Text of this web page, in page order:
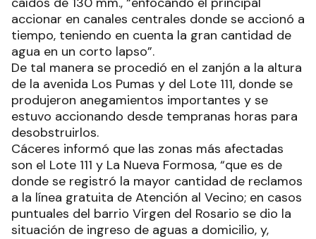
accionar en canales centrales donde se accionó a
tiempo, teniendo en cuenta la gran cantidad de
agua en un corto lapso”.
De tal manera se procedió en el zanjón a la altura
de la avenida Los Pumas y del Lote 111, donde se
produjeron anegamientos importantes y se
estuvo accionando desde tempranas horas para
desobstruirlos.
Cáceres informó que las zonas más afectadas
son el Lote 111 y La Nueva Formosa, “que es de
donde se registró la mayor cantidad de reclamos
a la línea gratuita de Atención al Vecino; en casos
puntuales del barrio Virgen del Rosario se dio la
situación de ingreso de aguas a domicilio, y,